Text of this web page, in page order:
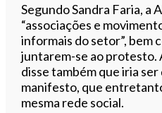
Segundo Sandra Faria, a
“associações e
informais do setor”, bem
juntarem-se ao protesto.
disse também que iria
manifesto, que
mesma rede social.